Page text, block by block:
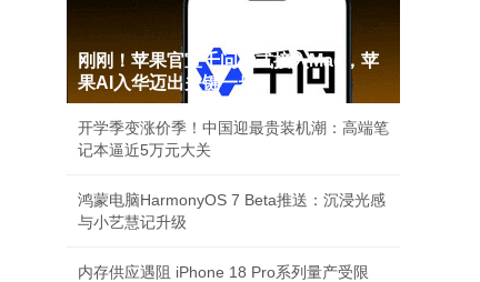
刚刚！苹果官宣千问正式接入Mac，苹
果AI入华迈出关键一步
开学季变涨价季！中国迎最贵装机潮：高端笔
记本逼近5万元大关
鸿蒙电脑HarmonyOS 7 Beta推送：沉浸光感
与小艺慧记升级
内存供应遇阻 iPhone 18 Pro系列量产受限